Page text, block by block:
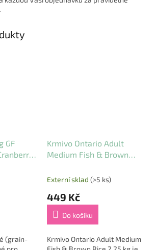
GF
(grain-
Krmivo Ontario Adult
Medium Fish & Brown
Externí sklad (>5 ks)
449 Kč
Do košíku
Krmivo Ontario Adult Medium